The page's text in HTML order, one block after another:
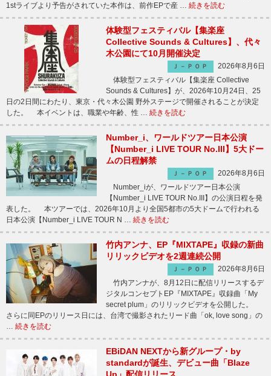
1stライブより予告がされていた本作は、前作EPで産 … 続きを読む
体験型フェスティバル【集楽座
Collective Sounds & Cultures】、代々
木公園にて10月開催決定
Ｊ－ＰＯＰ
2026年8月6日
体験型フェスティバル【集楽座 Collective
Sounds & Cultures】が、2026年10月24日、25
日の2日間にわたり、東京・代々木公園 野外ステージで開催されることが決定
した。 本イベントは、職業や年齢、性 … 続きを読む
Number_i、ワールドツアー日本公演
【Number_i LIVE TOUR No.III】5大ドー
ムの日程解禁
Ｊ－ＰＯＰ
2026年8月6日
Number_iが、ワールドツアー日本公演
【Number_i LIVE TOUR No.III】の公演日程を発
表した。 本ツアーでは、2026年10月より全国5都市の5大ドームで行われる
日本公演【Number_i LIVE TOUR N … 続きを読む
竹内アンナ、EP『MIXTAPE』収録の新曲
リリックビデオを2週連続公開
Ｊ－ＰＯＰ
2026年8月6日
竹内アンナが、8月12日に配信リリースするデ
ジタルコンセプトEP『MIXTAPE』収録曲「My
secret plum」のリリックビデオを公開した。
さらに同EPのリリース日には、台湾で撮影されたリード曲「ok, love song」の
続きを読む
EBiDAN NEXTから新グループ・by
standardが誕生、デビュー曲「Blaze
Up」配信リリース